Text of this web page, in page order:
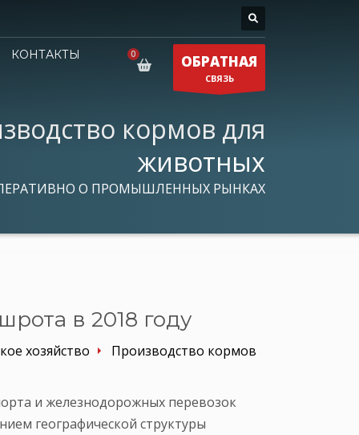
КОНТАКТЫ
ОБРАТНАЯ
СВЯЗЬ
кормов для
животных
О ПРОМЫШЛЕННЫХ РЫНКАХ
в 2018 году
хозяйство
Производство кормов
и железнодорожных перевозок
географической структуры